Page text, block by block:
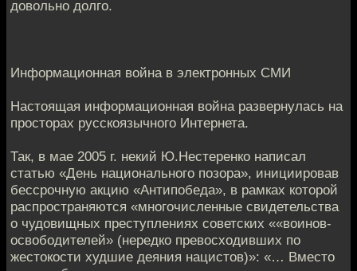
довольно долго.
Информационная война в электронных СМИ
Настоящая информационная война развернулась на
просторах русскоязычного Интернета.
Так, в мае 2005 г. некий Ю.Нестеренко написал
статью «День национального позора», инициировав
бессрочную акцию «Антипобеда», в рамках которой
распространяются «многочисленные свидетельства
о чудовищных преступлениях советских ««воинов-
освободителей» (нередко превосходивших по
жестокости худшие деяния нацистов)»: «… Вместо